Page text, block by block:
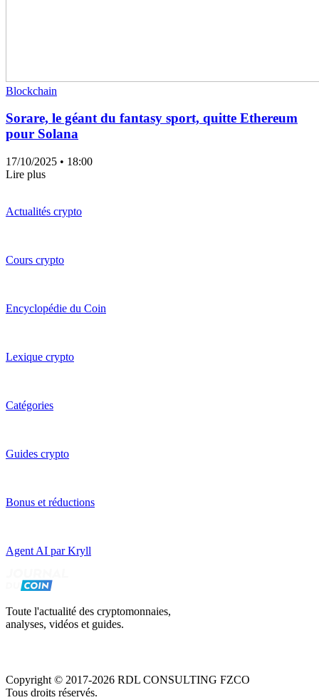
Blockchain
Sorare, le géant du fantasy sport, quitte Ethereum
pour Solana
17/10/2025 • 18:00
Lire plus
Actualités crypto
Cours crypto
Encyclopédie du Coin
Lexique crypto
Catégories
Guides crypto
Bonus et réductions
Agent AI par Kryll
Toute l'actualité des cryptomonnaies,
analyses, vidéos et guides.
Copyright © 2017-2026 RDL CONSULTING FZCO
Tous droits réservés.